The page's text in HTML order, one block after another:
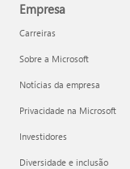
Empresa
Carreiras
Sobre a Microsoft
Notícias da empresa
Privacidade na Microsoft
Investidores
Diversidade e inclusão